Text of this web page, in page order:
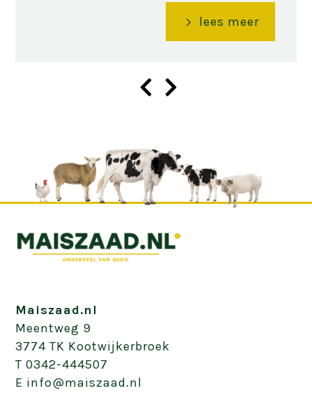
lees meer
Volgende
slide
Maiszaad.nl
Meentweg 9
3774 TK Kootwijkerbroek
T 0342-444507
E info@maiszaad.nl